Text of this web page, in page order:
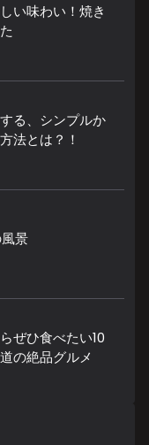
い味わい！焼き
る、シンプルか
法とは？！
景
ぜひ食べたい10
の絶品グルメ